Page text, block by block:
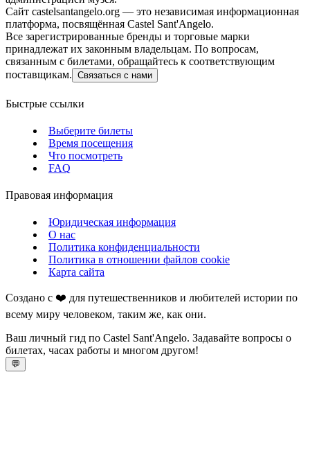
Сайт castelsantangelo.org — это независимая информационная
платформа, посвящённая Castel Sant'Angelo.
Все зарегистрированные бренды и торговые марки
принадлежат их законным владельцам. По вопросам,
связанным с билетами, обращайтесь к соответствующим
поставщикам. Связаться с нами
Быстрые ссылки
Выберите билеты
Время посещения
Что посмотреть
FAQ
Правовая информация
Юридическая информация
О нас
Политика конфиденциальности
Политика в отношении файлов cookie
Карта сайта
Создано с ❤️ для путешественников и любителей истории по
всему миру человеком, таким же, как они.
Ваш личный гид по Castel Sant'Angelo. Задавайте вопросы о
билетах, часах работы и многом другом!
💬